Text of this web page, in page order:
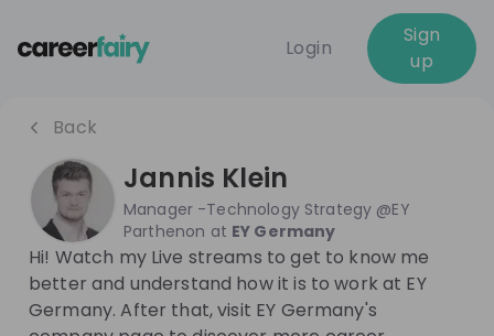
Login
Sign
up
Back
Jannis Klein
Manager -Technology Strategy @EY
Parthenon at EY Germany
Hi! Watch my Live streams to get to know me
better and understand how it is to work at EY
Germany. After that, visit EY Germany's